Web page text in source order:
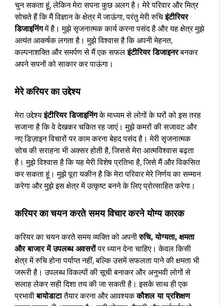
चुन सकता हूं, लेकिन मेरा सपना कुछ अलग है। मेरे परिवार और मित्र
सोचते हैं कि मैं विज्ञान के क्षेत्र में जाऊंगा, परंतु मेरी रुचिइंटीरियर
डिजाइनिंगमें है। मुझे सृजनात्मक कार्य करना पसंद है और यह क्षेत्र मुझे
अत्यंत आकर्षक लगता है। मुझे विश्वास है कि अपनी मेहनत,
कल्पनाशक्ति और समर्पण से मैं एक सफलइंटीरियर डिजाइनरबनकर
अपने सपनों को साकार कर पाऊंगा।
मेरे करियर का उद्देश्य
मेरा उद्देश्यइंटीरियर डिजाइनिंगके माध्यम से लोगों के घरों को इस तरह
सजाना है कि वे देखकर चकित रह जाएं। मुझे कमरों की सजावट और
नए डिज़ाइन विचारों पर काम करना बेहद पसंद है। मेरी सृजनात्मक
सोच की सराहना भी अक्सर होती है, जिससे मेरा आत्मविश्वास बढ़ता
है। मुझे विश्वास है कि यह मेरी विशेष प्रतिभा है, जिसे मैं और विकसित
कर सकता हूं। मुझे पूरा यकीन है कि मेरा परिवार मेरे निर्णय का सम्मान
करेगा और मुझे इस क्षेत्र में उत्कृष्ट बनने के लिए प्रोत्साहित करेगा।
करियर का चयन करते समय विचार करने योग्य कारक
करियर का चयन करते समय व्यक्ति को अपनीरुचि, योग्यता, क्षमता
और बाजार में उपलब्ध अवसरोंपर ध्यान देना चाहिए। केवल किसी
क्षेत्र में रुचि होना पर्याप्त नहीं, बल्कि उसमें सफलता पाने की क्षमता भी
जरूरी है। उपलब्ध विकल्पों की सूची बनाकर और अनुभवी लोगों से
सलाह लेकर सही दिशा तय की जा सकती है। इसके साथ ही एक
प्रभावीबायोडाटातैयार करना और आवश्यककौशल या प्रशिक्षण